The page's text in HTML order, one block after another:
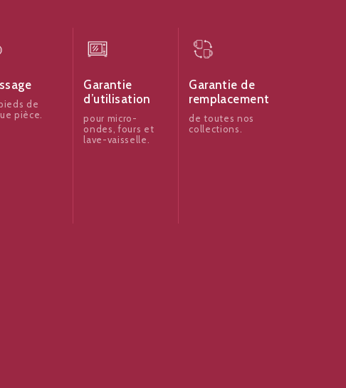
de
pièce.
Garantie
d’utilisation
pour micro-
ondes, fours et
lave-vaisselle.
Garantie de
remplacement
de toutes nos
collections.